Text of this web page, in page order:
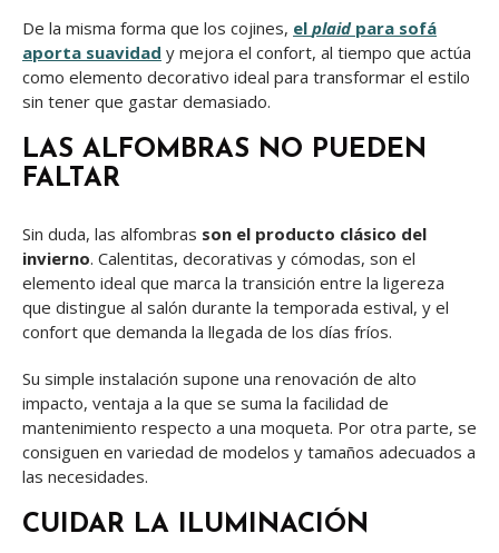
De la misma forma que los cojines, el plaidpara sofá
aporta suavidad y mejora el confort, al tiempo que actúa
como elemento decorativo ideal para transformar el estilo
sin tener que gastar demasiado.
LAS ALFOMBRAS NO PUEDEN
FALTAR
Sin duda, las alfombras son el producto clásico del
invierno. Calentitas, decorativas y cómodas, son el
elemento ideal que marca la transición entre la ligereza
que distingue al salón durante la temporada estival, y el
confort que demanda la llegada de los días fríos.
Su simple instalación supone una renovación de alto
impacto, ventaja a la que se suma la facilidad de
mantenimiento respecto a una moqueta. Por otra parte, se
consiguen en variedad de modelos y tamaños adecuados a
las necesidades.
CUIDAR LA ILUMINACIÓN